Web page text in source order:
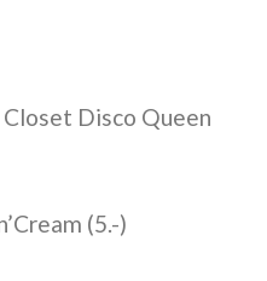
Disco Queen
(5.-)